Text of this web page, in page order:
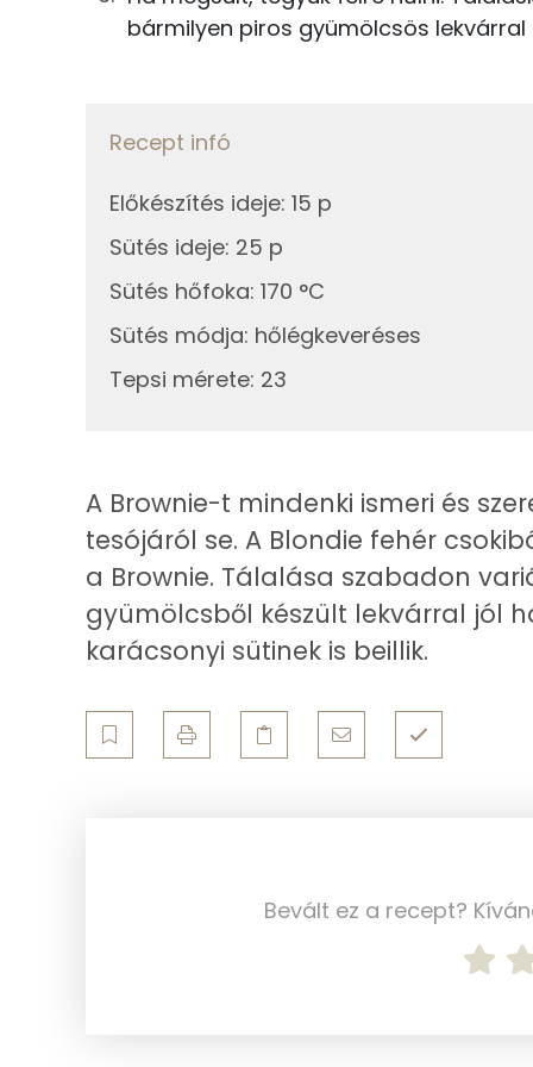
Zsír
Telített zsírsav
Egyszeresen telítetlen zsírsav:
Többszörösen telítetlen zsírsav
Összesen
Cink
Szelén
Vas
bármilyen piros gyümölcsös
Recept infó
Előkészítés ideje: 15 p
Sütés ideje: 25 p
Sütés hőfoka: 170 °C
Sütés módja: hőlégkeveréses
Tepsi mérete: 23
A Brownie-t mindenki ismeri és
tesójáról se. A Blondie fehér
a Brownie. Tálalása szabadon
gyümölcsből készült lekvárral jól
karácsonyi sütinek is beillik.
Bevált ez a recept?